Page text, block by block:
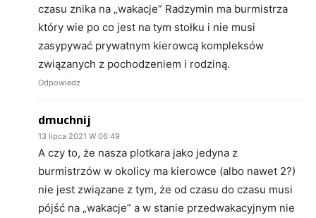
czasu znika na „wakacje” Radzymin ma burmistrza
który wie po co jest na tym stołku i nie musi
zasypywać prywatnym kierowcą kompleksów
związanych z pochodzeniem i rodziną.
Odpowiedz
dmuchnij
13 lipca 2021 W 06:49
A czy to, że nasza plotkara jako jedyna z
burmistrzów w okolicy ma kierowce (albo nawet 2?)
nie jest związane z tym, że od czasu do czasu musi
pójść na „wakacje” a w stanie przedwakacyjnym nie